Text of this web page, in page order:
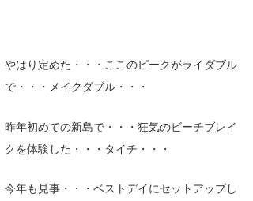
やはり定めた・・・ここのピークがライダブル
で・・・メイクダブル・・・
昨年初めての新島で・・・狂気のビーチブレイ
クを体験した・・・タイチ・・・
今年も見事・・・ベストデイにセットアップし